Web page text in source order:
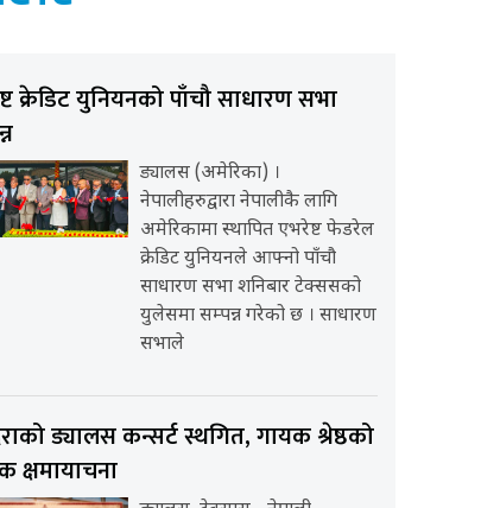
क्रेडिट युनियनको पाँचौ साधारण सभा
ड्यालस (अमेरिका) ।
नेपालीहरुद्वारा नेपालीकै लागि
अमेरिकामा स्थापित एभरेष्ट फेडरेल
क्रेडिट युनियनले आफ्नो पाँचौ
साधारण सभा शनिबार टेक्ससको
युलेसमा सम्पन्न गरेको छ । साधारण
सभाले
ड्यालस कन्सर्ट स्थगित, गायक श्रेष्ठको
क्षमायाचना